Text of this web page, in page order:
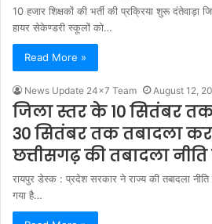
10 हजार शिक्षकों की भर्ती की प्रक्रिया शुरू
हायर सेकेण्डरी स्कूलों को…
Read More »
News Update 24x7 Team August 12,
जिला स्तर के 10 सितंबर
30 सितंबर तक तबादला
छत्तीसगढ़ की तबादला नीति
रायपुर डेस्क : प्रदेश सरकार ने राज्य की तबादला
गया है…